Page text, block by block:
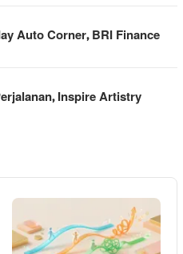
Auto Corner, BRI Finance
Inspire Artistry